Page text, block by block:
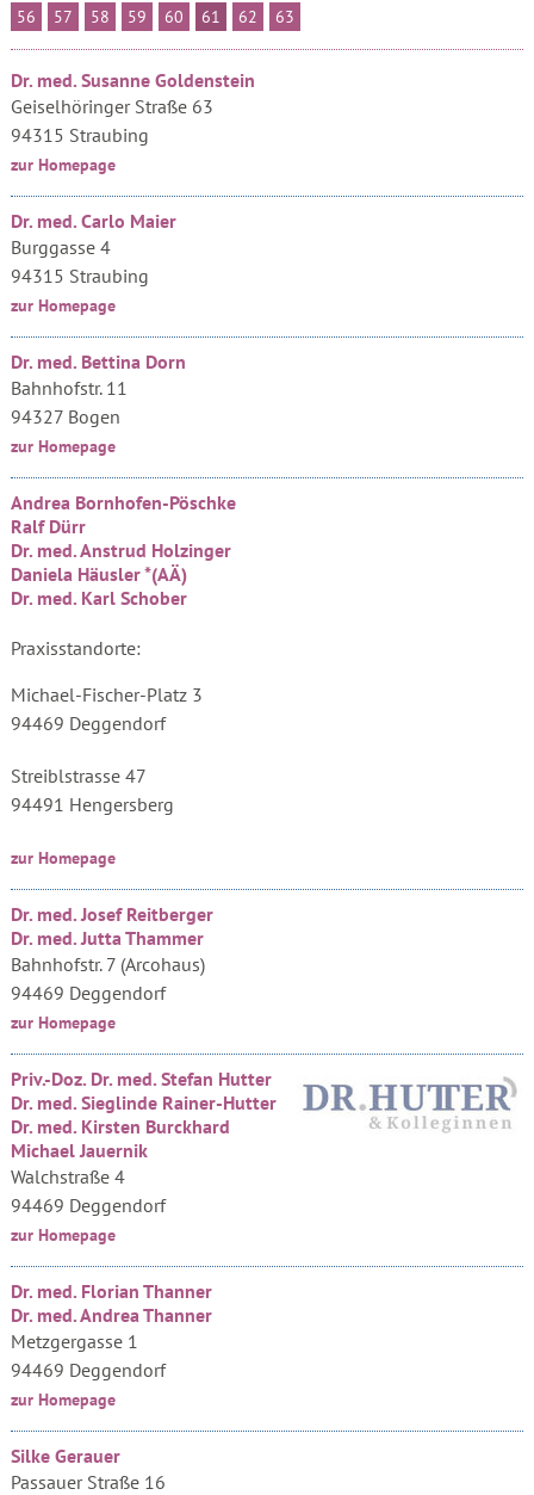
56
57 58 59 60 61 62 63
Dr. med. Susanne Goldenstein
Geiselhöringer Straße 63
94315 Straubing
zur Homepage
Dr. med. Carlo Maier
Burggasse 4
94315 Straubing
zur Homepage
Dr. med. Bettina Dorn
Bahnhofstr. 11
94327 Bogen
zur Homepage
Andrea Bornhofen-Pöschke
Ralf Dürr
Dr. med. Anstrud Holzinger
Daniela Häusler *(AÄ)
Dr. med. Karl Schober
Praxisstandorte:
Michael-Fischer-Platz 3
94469 Deggendorf
Streiblstrasse 47
94491 Hengersberg
zur Homepage
Dr. med. Josef Reitberger
Dr. med. Jutta Thammer
Bahnhofstr. 7 (Arcohaus)
94469 Deggendorf
zur Homepage
Priv.-Doz. Dr. med. Stefan Hutter
Dr. med. Sieglinde Rainer-Hutter
Dr. med. Kirsten Burckhard
Michael Jauernik
Walchstraße 4
94469 Deggendorf
zur Homepage
Dr. med. Florian Thanner
Dr. med. Andrea Thanner
Metzgergasse 1
94469 Deggendorf
zur Homepage
Silke Gerauer
Passauer Straße 16